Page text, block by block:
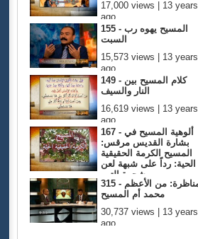
17,000 views | 13 years
ago
155 - المسيح يهوه رب
السبت
15,573 views | 13 years
ago
149 - كلام المسيح بين
النار والسيف
16,619 views | 13 years
ago
167 - ألوهية المسيح في
بشارة القديس مرقس:
المسيح الكرمة الحقيقية
الحية: رداً على شبهة لعن
شجرة التين
16,763 views | 13 years ago
315 - مناظرة: من الأعظم
محمد أم المسيح
30,737 views | 13 years
ago